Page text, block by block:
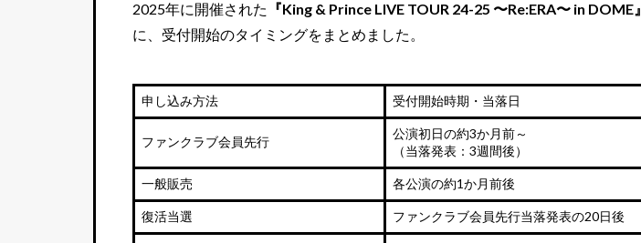
【東京】… pic.twitter.com/6FzvjI8pEd
— King & Prince (@kp_official0523) December 31, 2024
2025年に開催された 『King & Prince LIVE TOUR 24-25 〜Re:ERA〜 in DOME』
に、受付開始のタイミングをまとめました。
申し込み方法 受付開始時期・当落日
ファンクラブ会員先行
公演初日の約3か月前～
（当落発表：3週間後）
一般販売 各公演の約1か月前後
復活当選 ファンクラブ会員先行当落発表の20日後